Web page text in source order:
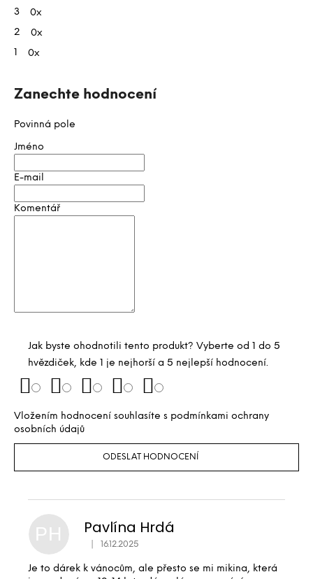
3
0x
2
0x
1
0x
Zanechte hodnocení
Povinná pole
Jméno
E-mail
Komentář
Jak byste ohodnotili tento produkt? Vyberte od 1 do 5
hvězdiček, kde 1 je nejhorší a 5 nejlepší hodnocení.
Vložením hodnocení souhlasíte s podmínkami ochrany
osobních údajů
ODESLAT HODNOCENÍ
d
n
c
n
PH Pavlína Hrdá
Hodnocení produktu je 5 z 5 hvězdiček.
16.12.2025
Je to dárek k vánocům, ale přesto se mi mikina, která